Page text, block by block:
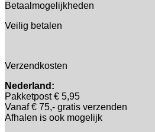
Betaalmogelijkheden
Veilig betalen
Verzendkosten
Nederland:
Pakketpost € 5,95
Vanaf € 75,- gratis verzenden
Afhalen is ook mogelijk